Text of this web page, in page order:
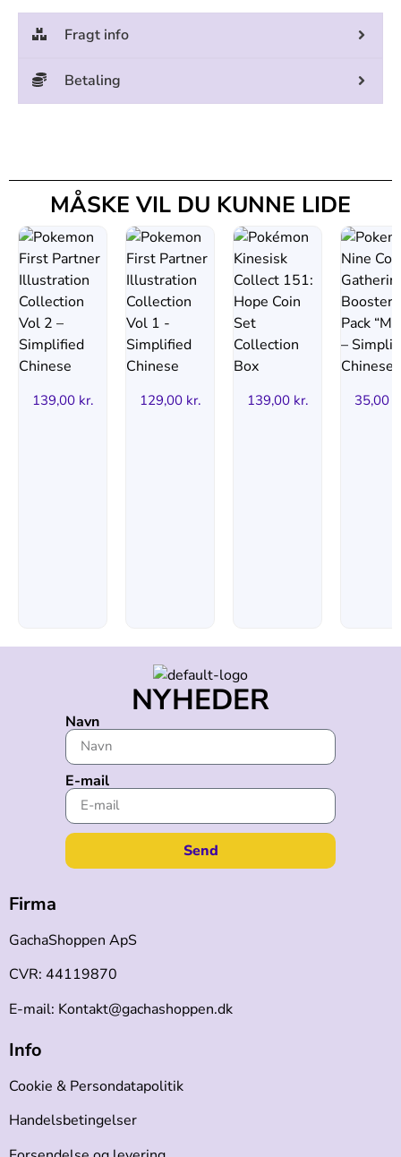
Fragt info
Betaling
MÅSKE VIL DU KUNNE LIDE
139,00 kr. 129,00 kr. 139,00 kr. 35,00
NYHEDER
Navn
E-mail
Send
Firma
GachaShoppen ApS
CVR: 44119870
E-mail: Kontakt@gachashoppen.dk
Info
Cookie & Persondatapolitik
Handelsbetingelser